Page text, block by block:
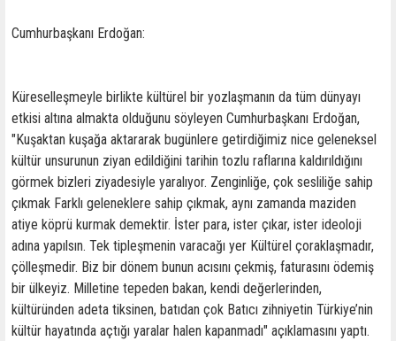
Cumhurbaşkanı Erdoğan:
Küreselleşmeyle birlikte kültürel bir yozlaşmanın da tüm dünyayı
etkisi altına almakta olduğunu söyleyen Cumhurbaşkanı Erdoğan,
"Kuşaktan kuşağa aktararak bugünlere getirdiğimiz nice geleneksel
kültür unsurunun ziyan edildiğini tarihin tozlu raflarına kaldırıldığını
görmek bizleri ziyadesiyle yaralıyor. Zenginliğe, çok sesliliğe sahip
çıkmak Farklı geleneklere sahip çıkmak, aynı zamanda maziden
atiye köprü kurmak demektir. İster para, ister çıkar, ister ideoloji
adına yapılsın. Tek tipleşmenin varacağı yer Kültürel çoraklaşmadır,
çölleşmedir. Biz bir dönem bunun acısını çekmiş, faturasını ödemiş
bir ülkeyiz. Milletine tepeden bakan, kendi değerlerinden,
kültüründen adeta tiksinen, batıdan çok Batıcı zihniyetin Türkiye’nin
kültür hayatında açtığı yaralar halen kapanmadı" açıklamasını yaptı.